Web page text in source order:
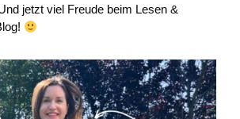
jetzt viel Freude beim Lesen &